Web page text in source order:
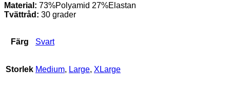
Material: 73%Polyamid 27%Elastan
Tvättråd: 30 grader
Färg Svart
Storlek Medium, Large, XLarge